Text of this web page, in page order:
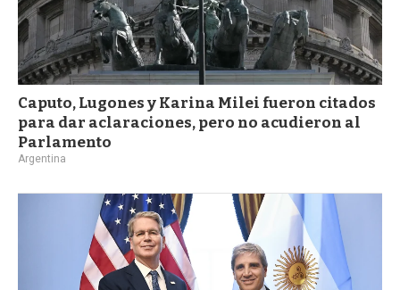
Caputo, Lugones y Karina Milei fueron citados
para dar aclaraciones, pero no acudieron al
Parlamento
Argentina